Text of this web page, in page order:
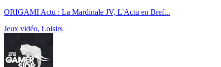
ORIGAMI Actu : La Mardinale JV, L'Actu en Bref...
Jeux vidéo, Loisirs